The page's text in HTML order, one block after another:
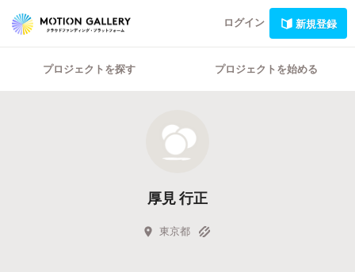
ログイン 新規登録
プロジェクトを探す プロジェクトを始める
厚見 行正
東京都